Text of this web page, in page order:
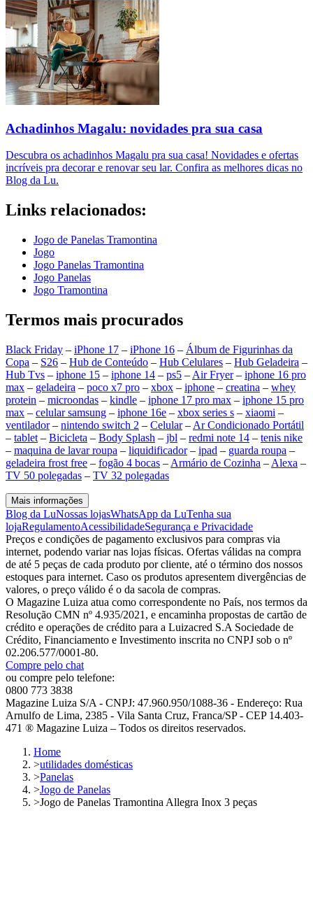
Achadinhos Magalu: novidades pra sua casa
Descubra os achadinhos Magalu pra sua casa! Novidades e ofertas
incríveis pra decorar e renovar seu lar. Confira as melhores dicas no
Blog da Lu.
Links relacionados:
Jogo de Panelas Tramontina
Jogo
Jogo Panelas Tramontina
Jogo Panelas
Jogo Tramontina
Termos mais procurados
Black Friday – iPhone 17 – iPhone 16 – Álbum de Figurinhas da
Copa – S26 – Hub de Conteúdo – Hub Celulares – Hub Geladeira –
Hub Tvs – iphone 15 – iphone 14 – ps5 – Air Fryer– iphone 16 pro
max – geladeira – poco x7 pro – xbox – iphone – creatina – whey
protein – microondas – kindle – iphone 17 pro max – iphone 15 pro
max – celular samsung – iphone 16e – xbox series s – xiaomi –
ventilador– nintendo switch 2 – Celular– Ar Condicionado Portátil
– tablet – Bicicleta – Body Splash – jbl – redmi note 14 – tenis nike
– maquina de lavar roupa – liquidificador– ipad – guarda roupa –
geladeira frost free – fogão 4 bocas – Armário de Cozinha – Alexa –
TV 50 polegadas – TV 32 polegadas
Mais informações
Blog da LuNossas lojasWhatsApp da LuTenha sua
lojaRegulamentoAcessibilidadeSegurança e Privacidade
Preços e condições de pagamento exclusivos para compras via
internet, podendo variar nas lojas físicas. Ofertas válidas na compra
de até 5 peças de cada produto por cliente, até o término dos nossos
estoques para internet. Caso os produtos apresentem divergências de
valores, o preço válido é o da sacola de compras.
O Magazine Luiza atua como correspondente no País, nos termos da
Resolução CMN nº 4.935/2021, e encaminha propostas de cartão de
crédito e operações de crédito para a Luizacred S.A Sociedade de
Crédito, Financiamento e Investimento inscrita no CNPJ sob o nº
02.206.577/0001-80.
Compre pelo chat
ou compre pelo telefone:
0800 773 3838
Magazine Luiza S/A - CNPJ: 47.960.950/1088-36 - Endereço: Rua
Arnulfo de Lima, 2385 - Vila Santa Cruz, Franca/SP - CEP 14.403-
471 ® Magazine Luiza – Todos os direitos reservados.
Home
>utilidades domésticas
>Panelas
>Jogo de Panelas
>Jogo de Panelas Tramontina Allegra Inox 3 peças